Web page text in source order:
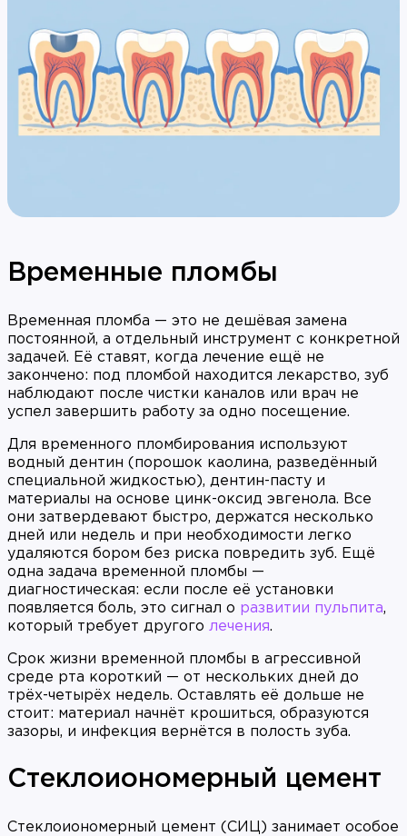
Временные пломбы
Временная пломба — это не дешёвая замена
постоянной, а отдельный инструмент с конкретной
задачей. Её ставят, когда лечение ещё не
закончено: под пломбой находится лекарство, зуб
наблюдают после чистки каналов или врач не
успел завершить работу за одно посещение.
Для временного пломбирования используют
водный дентин (порошок каолина, разведённый
специальной жидкостью), дентин-пасту и
материалы на основе цинк-оксид эвгенола. Все
они затвердевают быстро, держатся несколько
дней или недель и при необходимости легко
удаляются бором без риска повредить зуб. Ещё
одна задача временной пломбы —
диагностическая: если после её установки
появляется боль, это сигнал о развитии пульпита,
который требует другого лечения.
Срок жизни временной пломбы в агрессивной
среде рта короткий — от нескольких дней до
трёх-четырёх недель. Оставлять её дольше не
стоит: материал начнёт крошиться, образуются
зазоры, и инфекция вернётся в полость зуба.
Стеклоиономерный цемент
Стеклоиономерный цемент (СИЦ) занимает особое